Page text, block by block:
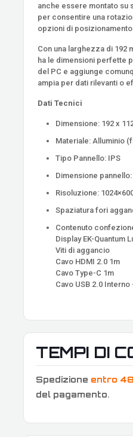
anche essere montato su
per consentire una
opzioni di posizionamento.
Con una larghezza di 192
ha le dimensioni perfette
del PC e aggiunge
ampia per dati rilevanti o
Dati Tecnici
Dimensione: 192 x
Materiale: Alluminio
Tipo Pannello: IPS
Dimensione pannello:
Risoluzione:
Spaziatura fori
Contenuto
Display EK-Quantum
Viti di aggancio
Cavo HDMI 2.0 1m
Cavo Type-C 1m
Cavo USB 2.0 Interno
TEMPI DI
Spedizione entro
del pagamento.